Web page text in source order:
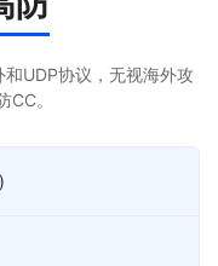
UDP协议，无视海外攻
。